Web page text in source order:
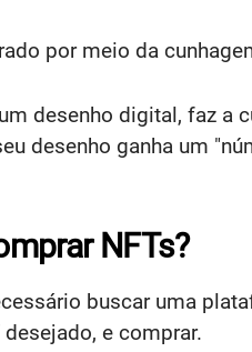
por meio da
desenho digital, faz a
desenho ganha um
NFTs?
buscar uma
e comprar.